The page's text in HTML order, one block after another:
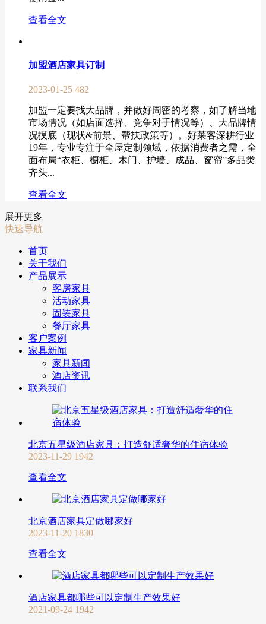
查看全文
加盟酒店家具订制
2023-01-25 482
加盟一定要找大品牌，并做好周密的考察，如了解当地
市场情况（如店面选择、竞争对手情况等）、大品牌情
况摸底（现状&前景、帮扶政策等）。好莱客深耕行业
19年，专业专注于全屋定制领域，依据消费者之需，全
面布局“衣柜、橱柜、木门、护墙、成品、窗帘”多品类
齐头...
查看全文
展开更多
快速导航
首页
关于我们
产品展示
客房家具
活动家具
固装家具
餐厅家具
客户案例
家具新闻
家具新闻
酒店资讯
联系我们
北京五星级酒店家具：打造舒适奢华的住宿体验
2023-11-29 1942
查看全文
北京酒店家具定做哪家好
2023-11-20 1830
查看全文
酒店家具都哪些可以定制生产效果好
2021-09-24 1942